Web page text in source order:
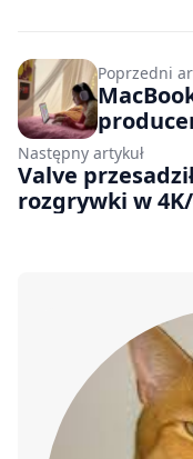
Poprzedni
Następny artykuł
Valve
rozgrywki w 4K/
rozdzielczości